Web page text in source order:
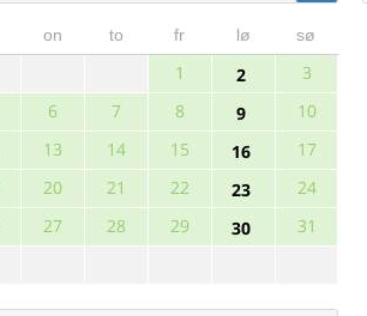
on to fr lø
sø
1 2 3
6 7 8 9 10
13 14 15 16 17
20 21 22 23 24
27 28 29 30 31